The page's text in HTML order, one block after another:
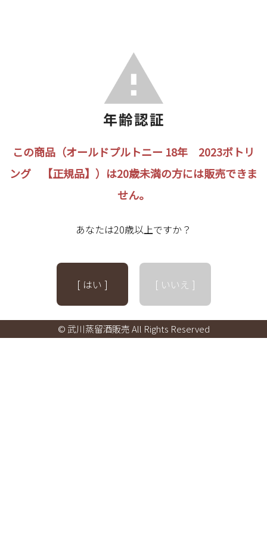
この商品（オールドプルトニー 18年 2023ボトリ
ング 【正規品】）は20歳未満の方には販売できま
せん。
あなたは20歳以上ですか？
[ はい ] [ いいえ ]
© 武川蒸留酒販売 All Rights Reserved